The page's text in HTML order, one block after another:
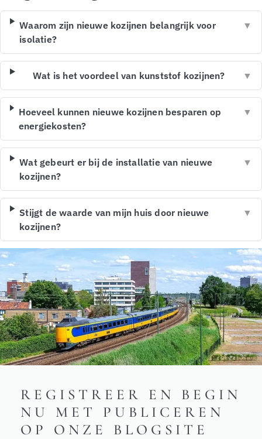
Waarom zijn nieuwe kozijnen belangrijk voor
isolatie?
▼
Wat is het voordeel van kunststof kozijnen? ▼
Hoeveel kunnen nieuwe kozijnen besparen op
energiekosten?
▼
Wat gebeurt er bij de installatie van nieuwe
kozijnen?
▼
Stijgt de waarde van mijn huis door nieuwe
kozijnen?
▼
REGISTREER EN BEGIN
NU MET PUBLICEREN
OP ONZE BLOGSITE